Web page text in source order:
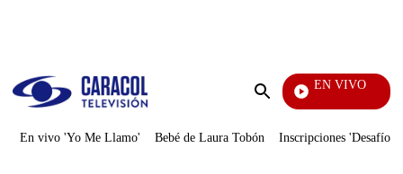
Enviar
EN VIVO
También
En vivo 'Yo Me Llamo' Bebé de Laura Tobón Inscripciones 'Desafío'